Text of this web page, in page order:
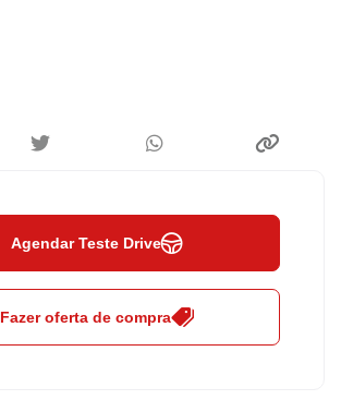
Agendar Teste Drive
Fazer oferta de compra